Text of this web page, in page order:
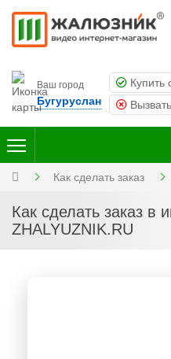
Ваш город
Бугуруслан
Купить
Как сделать заказ
Как сделать заказ в
ZHALYUZNIK.RU